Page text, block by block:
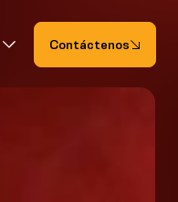
Contáctenos